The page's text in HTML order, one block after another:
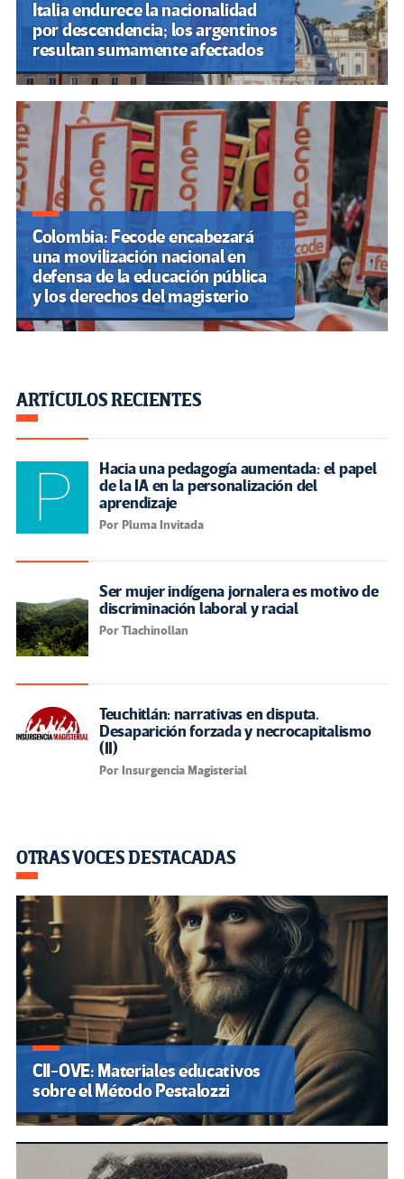
Italia endurece la nacionalidad
por descendencia; los argentinos
resultan sumamente afectados
Colombia: Fecode encabezará
una movilización nacional en
defensa de la educación pública
y los derechos del magisterio
ARTÍCULOS RECIENTES
Hacia una pedagogía aumentada: el papel
de la IA en la personalización del
aprendizaje
Por Pluma Invitada
Ser mujer indígena jornalera es motivo de
discriminación laboral y racial
Por Tlachinollan
Teuchitlán: narrativas en disputa.
Desaparición forzada y necrocapitalismo
(II)
Por Insurgencia Magisterial
OTRAS VOCES DESTACADAS
CII-OVE: Materiales educativos
sobre el Método Pestalozzi